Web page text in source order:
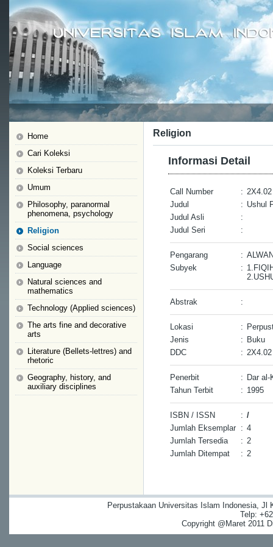
Home
Cari Koleksi
Koleksi Terbaru
Umum
Philosophy, paranormal
phenomena, psychology
Religion
Social sciences
Language
Natural sciences and
mathematics
Technology (Applied sciences)
The arts fine and decorative
arts
Literature (Bellets-lettres) and
rhetoric
Geography, history, and
auxiliary disciplines
Religion
Informasi Detail
Call Number :
Judul
: Ushul
Judul Asli
:
Judul Seri
:
Pengarang :
Subyek
:
Abstrak :
Lokasi :
Jenis
: Buku
DDC
: 2X4.02
Penerbit : Dar
Tahun Terbit
: 1995
ISBN / ISSN : /
Jumlah Eksemplar : 4
Jumlah Tersedia
: 2
Jumlah Ditempat
: 2
Perpustakaan Universitas Islam Indonesia, Jl
Telp:
Copyright @Maret 2011